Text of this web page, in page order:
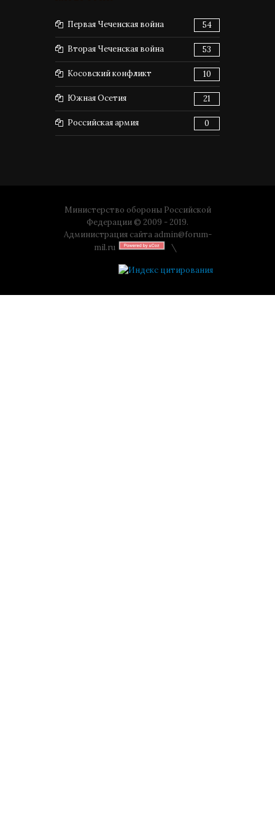
Первая Чеченская война 54
Вторая Чеченская война 53
Косовский конфликт 10
Южная Осетия 21
Российская армия 0
Министерство обороны Российской
Федерации © 2009 - 2019.
Администрация сайта admin@forum-
mil.ru